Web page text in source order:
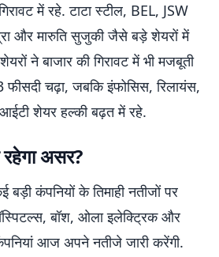
में रहे. टाटा स्टील, BEL, JSW
और मारुति सुजुकी जैसे बड़े शेयरों में
ने बाजार की गिरावट में भी मजबूती
फीसदी चढ़ा, जबकि इंफोसिस, रिलायंस,
शेयर हल्की बढ़त में रहे.
असर?
कंपनियों के तिमाही नतीजों पर
बॉश, ओला इलेक्ट्रिक और
आज अपने नतीजे जारी करेंगी.